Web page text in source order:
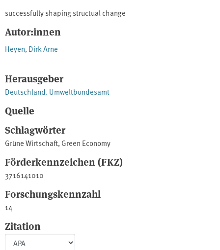
successfully shaping structual change
Autor:innen
Heyen, Dirk Arne
Herausgeber
Deutschland. Umweltbundesamt
Quelle
Schlagwörter
Grüne Wirtschaft,Green Economy
Förderkennzeichen (FKZ)
3716141010
Forschungskennzahl
14
Zitation